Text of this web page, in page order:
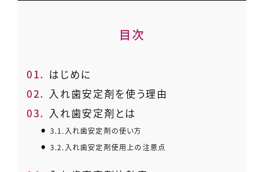
目次
1. はじめに
2. 入れ歯安定剤を使う理由
3. 入れ歯安定剤とは
3.1. 入れ歯安定剤の使い方
3.2. 入れ歯安定剤使用上の注意点